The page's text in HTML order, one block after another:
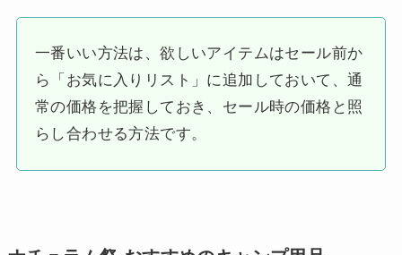
一番いい方法は、欲しいアイテムはセール前か
ら「お気に入りリスト」に追加しておいて、通
常の価格を把握しておき、セール時の価格と照
らし合わせる方法です。